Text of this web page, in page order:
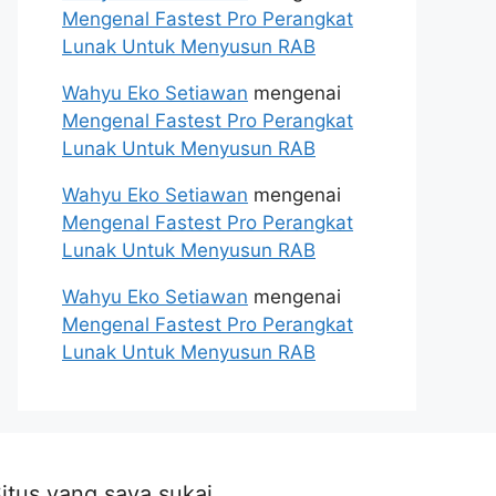
Mengenal Fastest Pro Perangkat
Lunak Untuk Menyusun RAB
Wahyu Eko Setiawan mengenai
Mengenal Fastest Pro Perangkat
Lunak Untuk Menyusun RAB
Wahyu Eko Setiawan mengenai
Mengenal Fastest Pro Perangkat
Lunak Untuk Menyusun RAB
Wahyu Eko Setiawan mengenai
Mengenal Fastest Pro Perangkat
Lunak Untuk Menyusun RAB